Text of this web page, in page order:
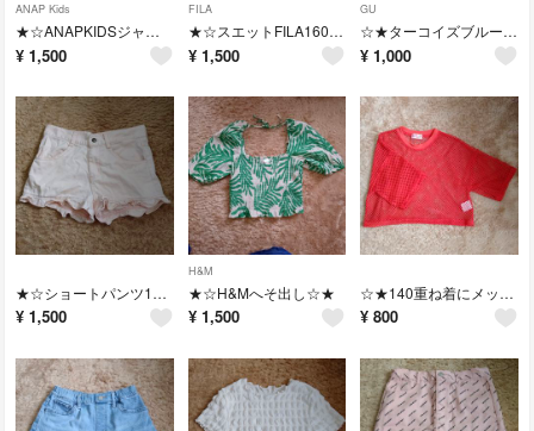
ANAP Kids
★☆ANAPKIDSジャージ150★☆
¥ 1,500
FILA
★☆スエットFILA160☆★
¥ 1,500
GU
☆★ターコイズブルー140★☆
¥ 1,000
★☆ショートパンツ150ピンク★☆
¥ 1,500
H&M
★☆H&Mへそ出し☆★
¥ 1,500
☆★140重ね着にメッシュ赤☆★
¥ 800